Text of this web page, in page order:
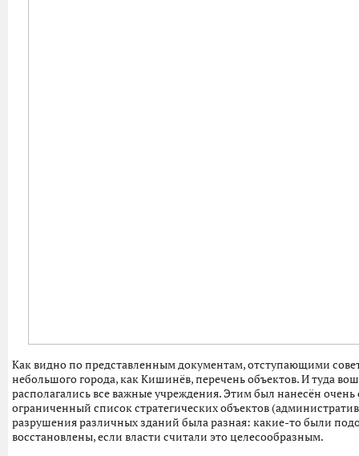
Как видно по представленным документам, отступающими
небольшого города, как Кишинёв, перечень объектов. И туда
располагались все важные учреждения. Этим был нанесён
ограниченный список стратегических объектов
разрушения различных зданий была разная: какие-то были
восстановлены, если власти считали это целесообразным.